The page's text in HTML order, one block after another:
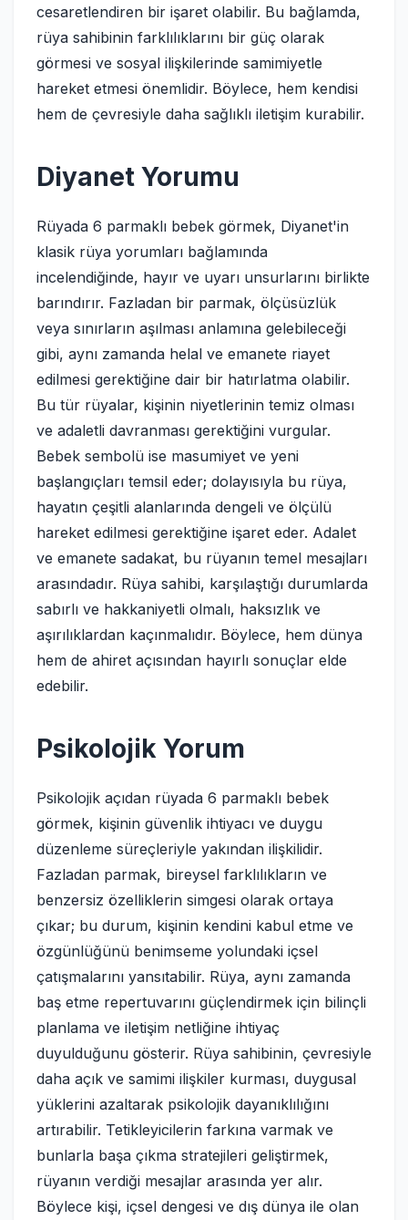
cesaretlendiren bir işaret olabilir. Bu bağlamda,
rüya sahibinin farklılıklarını bir güç olarak
görmesi ve sosyal ilişkilerinde samimiyetle
hareket etmesi önemlidir. Böylece, hem kendisi
hem de çevresiyle daha sağlıklı iletişim kurabilir.
Diyanet Yorumu
Rüyada 6 parmaklı bebek görmek, Diyanet'in
klasik rüya yorumları bağlamında
incelendiğinde, hayır ve uyarı unsurlarını birlikte
barındırır. Fazladan bir parmak, ölçüsüzlük
veya sınırların aşılması anlamına gelebileceği
gibi, aynı zamanda helal ve emanete riayet
edilmesi gerektiğine dair bir hatırlatma olabilir.
Bu tür rüyalar, kişinin niyetlerinin temiz olması
ve adaletli davranması gerektiğini vurgular.
Bebek sembolü ise masumiyet ve yeni
başlangıçları temsil eder; dolayısıyla bu rüya,
hayatın çeşitli alanlarında dengeli ve ölçülü
hareket edilmesi gerektiğine işaret eder. Adalet
ve emanete sadakat, bu rüyanın temel mesajları
arasındadır. Rüya sahibi, karşılaştığı durumlarda
sabırlı ve hakkaniyetli olmalı, haksızlık ve
aşırılıklardan kaçınmalıdır. Böylece, hem dünya
hem de ahiret açısından hayırlı sonuçlar elde
edebilir.
Psikolojik Yorum
Psikolojik açıdan rüyada 6 parmaklı bebek
görmek, kişinin güvenlik ihtiyacı ve duygu
düzenleme süreçleriyle yakından ilişkilidir.
Fazladan parmak, bireysel farklılıkların ve
benzersiz özelliklerin simgesi olarak ortaya
çıkar; bu durum, kişinin kendini kabul etme ve
özgünlüğünü benimseme yolundaki içsel
çatışmalarını yansıtabilir. Rüya, aynı zamanda
baş etme repertuvarını güçlendirmek için bilinçli
planlama ve iletişim netliğine ihtiyaç
duyulduğunu gösterir. Rüya sahibinin, çevresiyle
daha açık ve samimi ilişkiler kurması, duygusal
yüklerini azaltarak psikolojik dayanıklılığını
artırabilir. Tetikleyicilerin farkına varmak ve
bunlarla başa çıkma stratejileri geliştirmek,
rüyanın verdiği mesajlar arasında yer alır.
Böylece kişi, içsel dengesi ve dış dünya ile olan